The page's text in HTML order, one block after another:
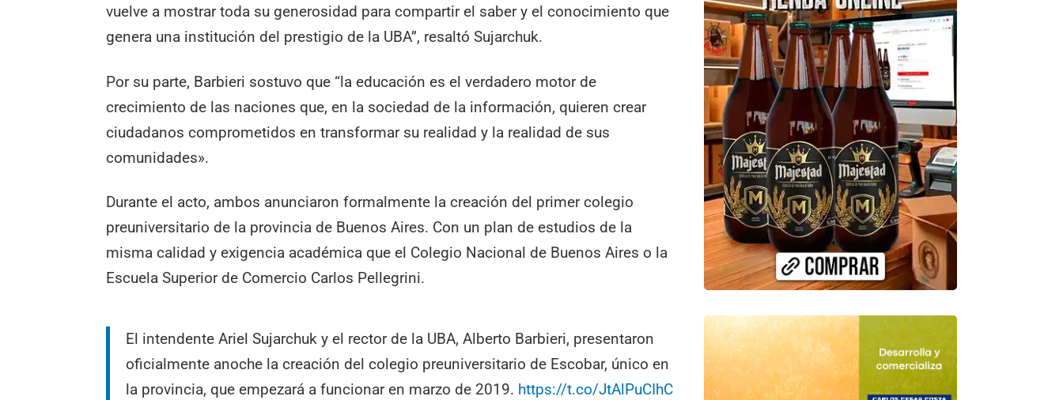
vuelve a mostrar toda su generosidad para compartir el saber y el conocimiento que
genera una institución del prestigio de la UBA”, resaltó Sujarchuk.
Por su parte, Barbieri sostuvo que “la educación es el verdadero motor de
crecimiento de las naciones que, en la sociedad de la información, quieren crear
ciudadanos comprometidos en transformar su realidad y la realidad de sus
comunidades».
Durante el acto, ambos anunciaron formalmente la creación del primer colegio
preuniversitario de la provincia de Buenos Aires. Con un plan de estudios de la
misma calidad y exigencia académica que el Colegio Nacional de Buenos Aires o la
Escuela Superior de Comercio Carlos Pellegrini.
El intendente Ariel Sujarchuk y el rector de la UBA, Alberto Barbieri, presentaron
oficialmente anoche la creación del colegio preuniversitario de Escobar, único en
la provincia, que empezará a funcionar en marzo de 2019. https://t.co/JtAlPuCIhC